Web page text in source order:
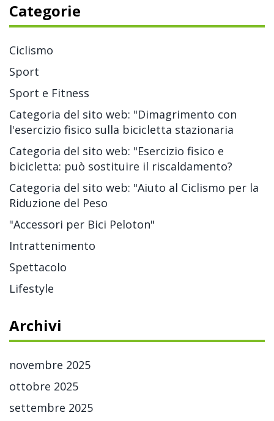
Categorie
Ciclismo
Sport
Sport e Fitness
Categoria del sito web: "Dimagrimento con
l'esercizio fisico sulla bicicletta stazionaria
Categoria del sito web: "Esercizio fisico e
bicicletta: può sostituire il riscaldamento?
Categoria del sito web: "Aiuto al Ciclismo per la
Riduzione del Peso
"Accessori per Bici Peloton"
Intrattenimento
Spettacolo
Lifestyle
Archivi
novembre 2025
ottobre 2025
settembre 2025